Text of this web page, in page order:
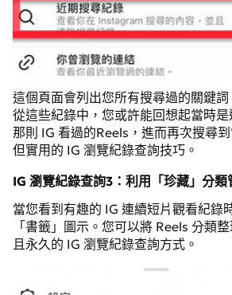
這個頁面會列出您所有搜尋過的關鍵詞
從這些紀錄中，您或許能回想起當時
那則 IG 看過的Reels，進而再次搜尋
但實用的 IG 瀏覽紀錄查詢技巧。
IG 瀏覽紀錄查詢3：利用「珍藏」分類
當您看到有趣的 IG 連續短片觀看紀錄
「書籤」圖示。您可以將 Reels 分類
且永久的 IG 瀏覽紀錄查詢方式。